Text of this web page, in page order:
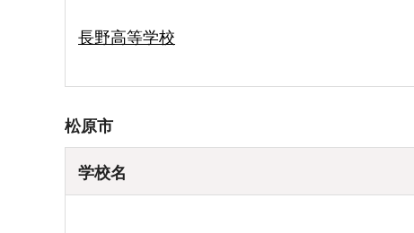
長野高等学校
松原市
学校名